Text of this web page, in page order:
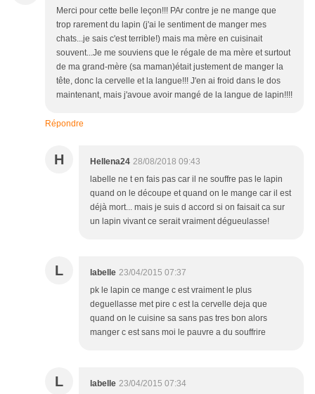
Merci pour cette belle leçon!!! PAr contre je ne mange que
trop rarement du lapin (j'ai le sentiment de manger mes
chats...je sais c'est terrible!) mais ma mère en cuisinait
souvent...Je me souviens que le régale de ma mère et surtout
de ma grand-mère (sa maman)était justement de manger la
tête, donc la cervelle et la langue!!! J'en ai froid dans le dos
maintenant, mais j'avoue avoir mangé de la langue de lapin!!!!
Répondre
H Hellena24 28/08/2018 09:43
labelle ne t en fais pas car il ne souffre pas le lapin
quand on le découpe et quand on le mange car il est
déjà mort... mais je suis d accord si on faisait ca sur
un lapin vivant ce serait vraiment dégueulasse!
L labelle 23/04/2015 07:37
pk le lapin ce mange c est vraiment le plus
deguellasse met pire c est la cervelle deja que
quand on le cuisine sa sans pas tres bon alors
manger c est sans moi le pauvre a du souffrire
L labelle 23/04/2015 07:34